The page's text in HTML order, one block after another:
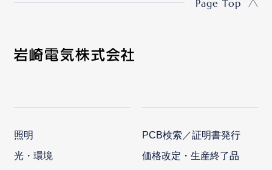
Page Top
照明
光・環境
PCB検索／証明書発行
価格改定・生産終了品